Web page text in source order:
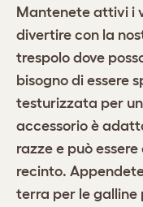
Mantenete attivi i
divertire con la
trespolo dove
bisogno di essere
testurizzata per
accessorio è
razze e può
recinto.
terra per le galline